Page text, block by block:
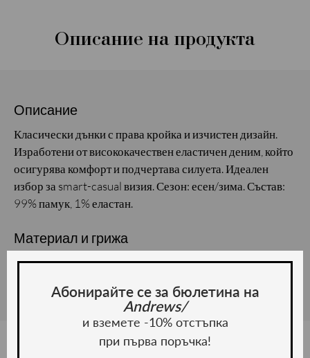
Описание на продукта
Описание
Класически дънки с права кройка и изчистен дизайн.
Изработени от висококачествен еластичен деним, който
осигурява комфорт и подчертава силуета. Идеален
избор за smart-casual визия. Сезон: есен/зима. Състав:
99% памук, 1% еластан.
Материал и грижа
Материал:
Абонирайте се за бюлетина на
Andrews/
и вземете -10% отстъпка
при първа поръчка!